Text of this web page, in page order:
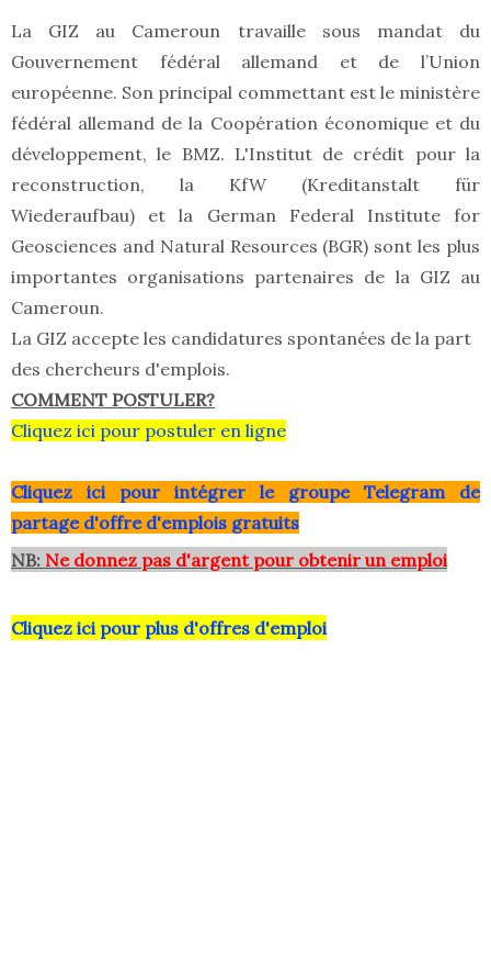
La GIZ au Cameroun travaille sous mandat du
Gouvernement fédéral allemand et de l’Union
européenne. Son principal commettant est le ministère
fédéral allemand de la Coopération économique et du
développement, le BMZ. L'Institut de crédit pour la
reconstruction, la KfW (Kreditanstalt für
Wiederaufbau) et la German Federal Institute for
Geosciences and Natural Resources (BGR) sont les plus
importantes organisations partenaires de la GIZ au
Cameroun.
La GIZ accepte les candidatures spontanées de la part
des chercheurs d'emplois.
COMMENT POSTULER?
Cliquez ici pour postuler en ligne
Cliquez ici pour intégrer le groupe Telegram de
partage d'offre d'emplois gratuits
NB: Ne donnez pas d'argent pour obtenir un emploi
Cliquez ici pour plus d'offres d'emploi